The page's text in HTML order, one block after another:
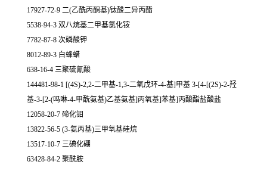
17927-72-9 二(乙酰丙酮基)钛酸二异丙酯
5538-94-3 双八烷基二甲基氯化铵
7782-87-8 次磷酸钾
8012-89-3 白蜂蜡
638-16-4 三聚硫氰酸
144481-98-1 [(4S)-2,2-二甲基-1,3-二氧戊环-4-基]甲基 3-[4-[(2S)-2-羟
基-3-[2-(吗啉-4-甲酰氨基)乙基氨基]丙氧基]苯基]丙酸酯盐酸盐
12058-20-7 碲化钼
13822-56-5 (3-氨丙基)三甲氧基硅烷
13517-10-7 三碘化硼
63428-84-2 聚酰胺